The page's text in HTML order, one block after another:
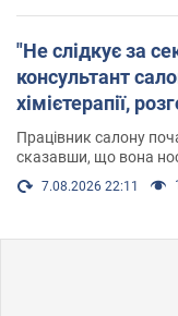
"Не слідкує за
консультант
хімієтерапії,
Працівник салону
сказавши, що вона
7.08.2026 22:11